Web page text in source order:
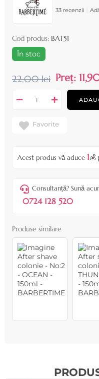
33 recenzii
Cod produs: BAT51
În stoc
22,00 lei Preț:
Favorite
Acest produs vă aduce 1💰
Consultanță? Sună
0724 128 520
Produse similare